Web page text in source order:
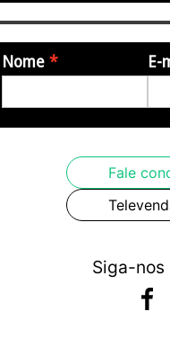
Nome E-
Fale
Siga-nos